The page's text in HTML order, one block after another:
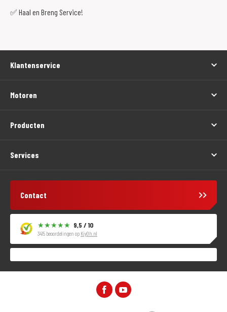
✅ Haal en Breng Service!
Klantenservice
Motoren
Producten
Services
Contact
9,5 / 10
3415 beoordelingen op KiyOh.nl